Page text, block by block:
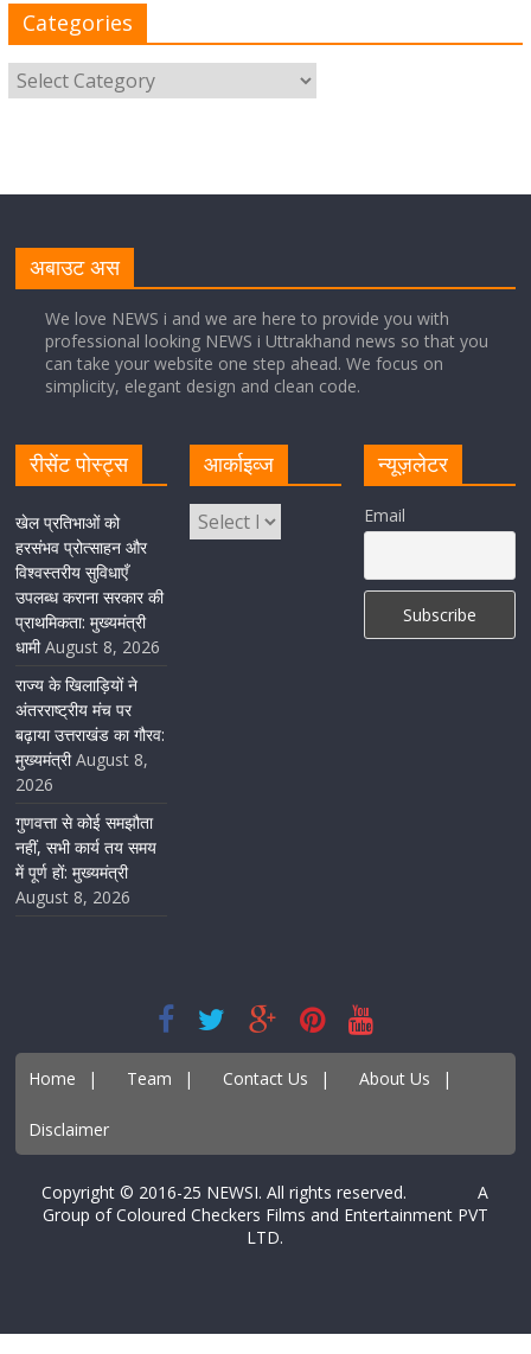
Cabinet Baithak: उत्तराखंड में श्रमिकों को हर महीने 7 तारीख
तक मिलेगी मजदूरी, ओवरटाइम पर मिलेगा दोगुना भुगतान
केंद्रीय रेल मंत्री ने मुख्यमंत्री के अनुरोध पर बनबसा रेलवे स्टेशन पर
अमृतसर–टनकपुर एक्सप्रेस के ठहराव को स्वीकृति
Categories
अबाउट अस
We love NEWS i and we are here to provide you with
professional looking NEWS i Uttrakhand news so that you
can take your website one step ahead. We focus on
simplicity, elegant design and clean code.
रीसेंट पोस्ट्स
खेल प्रतिभाओं को
हरसंभव प्रोत्साहन और
विश्वस्तरीय सुविधाएँ
उपलब्ध कराना सरकार की
प्राथमिकता: मुख्यमंत्री
धामी August 8, 2026
राज्य के खिलाड़ियों ने
अंतरराष्ट्रीय मंच पर
बढ़ाया उत्तराखंड का गौरव:
मुख्यमंत्री August 8,
2026
गुणवत्ता से कोई समझौता
नहीं, सभी कार्य तय समय
में पूर्ण हों: मुख्यमंत्री
August 8, 2026
आर्काइव्ज न्यूज़लेटर
Email
Home | Team | Contact Us | About Us |
Disclaimer
Copyright © 2016-25 NEWSI. All rights reserved. A
Group of Coloured Checkers Films and Entertainment PVT
LTD.